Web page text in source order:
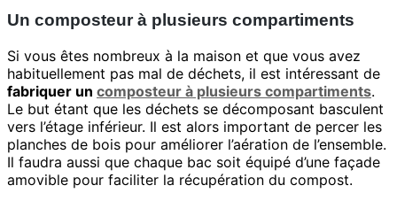
Un composteur à plusieurs compartiments
Si vous êtes nombreux à la maison et que vous avez
habituellement pas mal de déchets, il est intéressant de
fabriquer un composteur à plusieurs compartiments.
Le but étant que les déchets se décomposant basculent
vers l’étage inférieur. Il est alors important de percer les
planches de bois pour améliorer l’aération de l’ensemble.
Il faudra aussi que chaque bac soit équipé d’une façade
amovible pour faciliter la récupération du compost.